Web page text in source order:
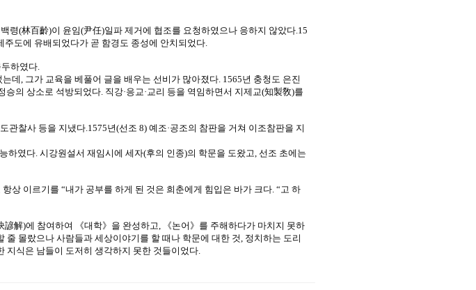
령(林百齡)이 윤임(尹任)일파 제거에 협조를 요청하였으나 응하지 않았다.15
도에 유배되었다가 곧 함경도 종성에 안치되었다.
하였다.
데, 그가 교육을 베풀어 글을 배우는 선비가 많아졌다. 1565년 충청도 은진
의 상소로 석방되었다. 직강·응교·교리 등을 역임하면서 지제교(知製敎)를
관찰사 등을 지냈다.1575년(선조 8) 예조·공조의 참판을 거쳐 이조참판을 지
하였다. 시강원설서 재임시에 세자(후의 인종)의 학문을 도왔고, 선조 초에는
상 이르기를 “내가 공부를 하게 된 것은 희춘에게 힘입은 바가 크다. “고 하
解)에 참여하여 《대학》을 완성하고, 《논어》를 주해하다가 마치지 못하
줄 몰랐으나 사람들과 세상이야기를 할 때나 학문에 대한 것, 정치하는 도리
지식은 남들이 도저히 생각하지 못한 것들이었다.